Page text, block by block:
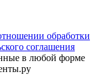
обработки
соглашения
в любой форме